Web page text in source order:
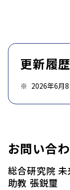
更新履歴
2026年6月8
お問い合
総合研究院 未
助教 張鋭璽